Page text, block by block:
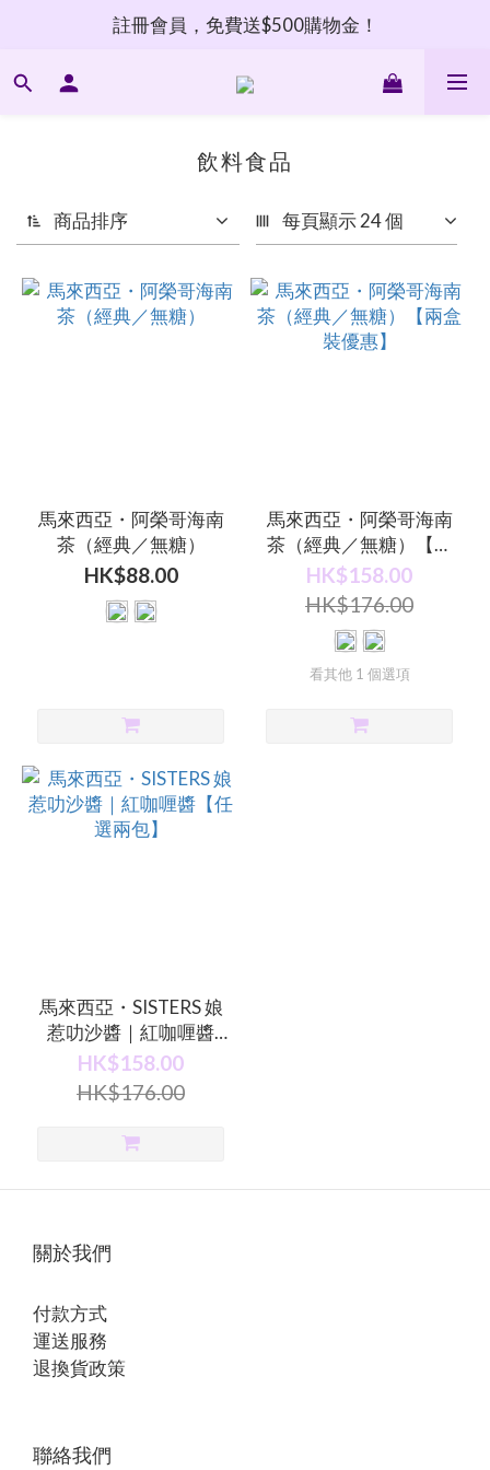
註冊會員，免費送$500購物金！
飲料食品
商品排序 每頁顯示 24 個
馬來西亞・阿榮哥海南
茶（經典／無糖）
HK$88.00
馬來西亞・阿榮哥海南
茶（經典／無糖）【兩
盒裝優惠】
HK$158.00
HK$176.00
看其他 1 個選項
馬來西亞・SISTERS 娘
惹叻沙醬｜紅咖喱醬
【任選兩包】
HK$158.00
HK$176.00
關於我們
付款方式
運送服務
退換貨政策
聯絡我們